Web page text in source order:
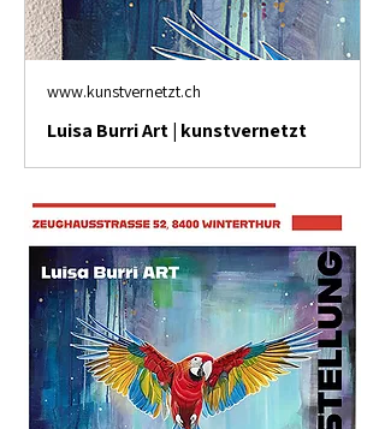
www.kunstvernetzt.ch
Luisa Burri Art | kunstvernetzt